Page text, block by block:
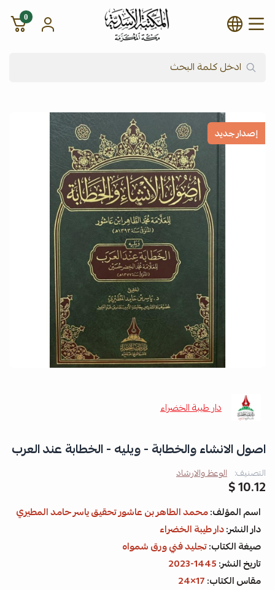
شركة المكتبة الأسدية للنشر
0
إصدار جديد
دار طيبة الخضراء
اصول الانشاء والخطابة - ويليه - الخطابة عند العرب
التصنيف: الوعظ والارشاد
10.12 $
اسم المؤلف:محمد الطاهر بن عاشور تحقيق ياسر حامد المطيري
دار النشر:دار طيبة الخضراء
صيغة الكتاب:تجليد فني ورق شمواه
تاريخ النشر:1445-2023
مقاس الكتاب:17×24